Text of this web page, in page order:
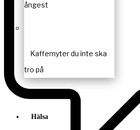
ångest
Kaffemyter du inte ska
tro på
Hälsa